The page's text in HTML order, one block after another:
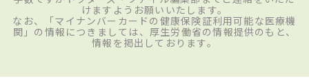
けますようお願いいたします。
なお、「マイナンバーカードの健康保険証利用可能な医療機
関」の情報につきましては、厚生労働省の情報提供のもと、
情報を掲出しております。